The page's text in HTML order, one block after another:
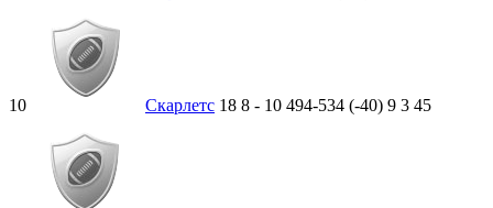
10 Скарлетс 18 8 - 10 494-534 (-40) 9 3 45